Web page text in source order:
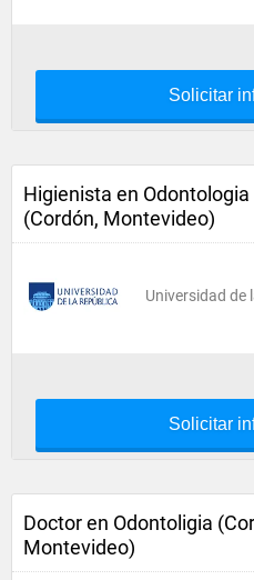
Solicitar
Higienista en Odontologia
(Cordón, Montevideo)
Universidad de
Solicitar
Doctor en Odontoligia
Montevideo)